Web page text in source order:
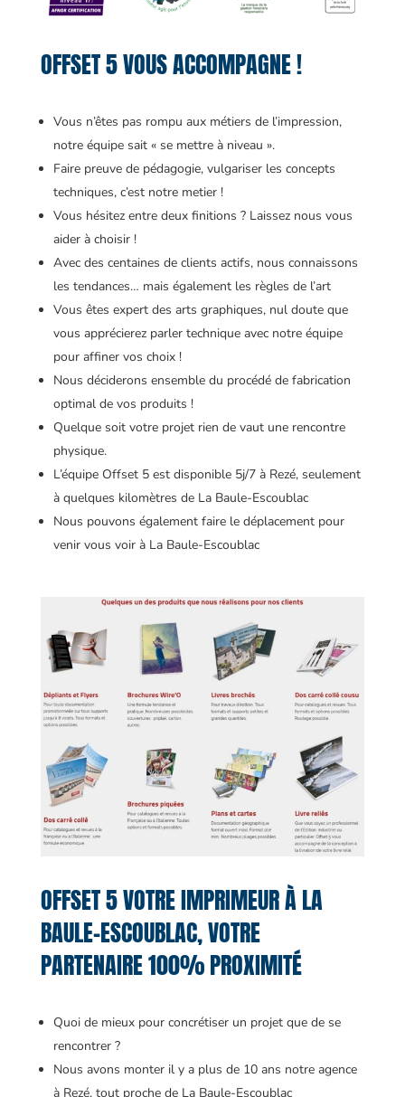
OFFSET 5 VOUS ACCOMPAGNE !
Vous n’êtes pas rompu aux métiers de l’impression,
notre équipe sait « se mettre à niveau ».
Faire preuve de pédagogie, vulgariser les concepts
techniques, c’est notre metier !
Vous hésitez entre deux finitions ? Laissez nous vous
aider à choisir !
Avec des centaines de clients actifs, nous connaissons
les tendances… mais également les règles de l’art
Vous êtes expert des arts graphiques, nul doute que
vous apprécierez parler technique avec notre équipe
pour affiner vos choix !
Nous déciderons ensemble du procédé de fabrication
optimal de vos produits !
Quelque soit votre projet rien de vaut une rencontre
physique.
L’équipe Offset 5 est disponible 5j/7 à Rezé, seulement
à quelques kilomètres de La Baule-Escoublac
Nous pouvons également faire le déplacement pour
venir vous voir à La Baule-Escoublac
OFFSET 5 VOTRE IMPRIMEUR À LA
BAULE-ESCOUBLAC, VOTRE
PARTENAIRE 100% PROXIMITÉ
Quoi de mieux pour concrétiser un projet que de se
rencontrer ?
Nous avons monter il y a plus de 10 ans notre agence
à Rezé, tout proche de La Baule-Escoublac